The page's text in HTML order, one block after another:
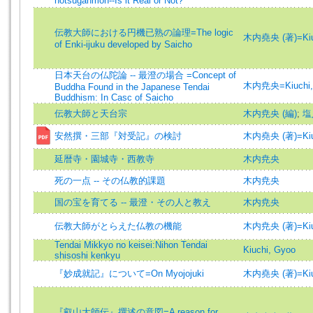
伝教大師における円機已熟の論理=The logic
of Enki-ijuku developed by Saicho
木内堯央 (著
日本天台の仏陀論 -- 最澄の場合 =Concept of
Buddha Found in the Japanese Tendai
Buddhism: In Casc of Saicho
木内尭央
伝教大師と天台宗 木内尭央 (編);
安然撰・三部『対受記』の検討 木内堯央 (著
延暦寺・園城寺・西教寺 木内尭央
死の一点 -- その仏教的課題 木内尭央
国の宝を育てる -- 最澄・その人と教え 木内尭央
伝教大師がとらえた仏教の機能
木内尭央 (著
Tendai Mikkyo no keisei:Nihon Tendai
shisoshi kenkyu
Kiuchi, Gyoo
『妙成就記』について=On Myojojuki 木内堯央 (著